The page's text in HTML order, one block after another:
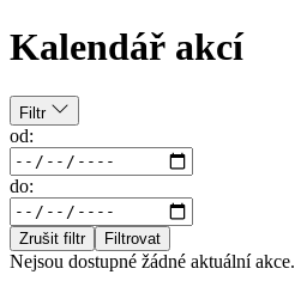
Kalendář akcí
Filtr
od:
do:
Zrušit filtr Filtrovat
Nejsou dostupné žádné aktuální akce.